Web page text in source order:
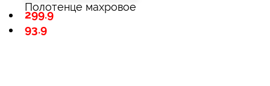
Полотенце махровое
93.9
299.9